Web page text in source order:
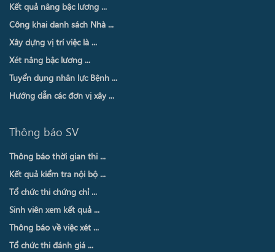
Kết quả nâng bậc lương ...
Công khai danh sách Nhà ...
Xây dựng vị trí việc là ...
Xét nâng bậc lương ...
Tuyển dụng nhân lực Bệnh ...
Hướng dẫn các đơn vị xây ...
Thông báo SV
Thông báo thời gian thi ...
Kết quả kiểm tra nội bộ ...
Tổ chức thi chứng chỉ ...
Sinh viên xem kết quả ...
Thông báo về việc xét ...
Tổ chức thi đánh giá ...